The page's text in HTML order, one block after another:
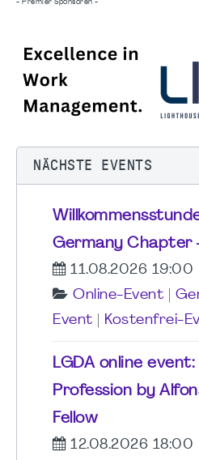
- Premier Sponsoren -
NÄCHSTE EVENTS
Germany Chapter
11.08.2026 19:00
Online-Event
Event
Kostenfrei-
LGDA online
Profession by
Fellow
12.08.2026 18:00